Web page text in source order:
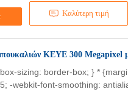
Καλύτερη τιμή
KEYE 300 Megapixel
sizing: border-box; } *
-webkit-font-smoothing: